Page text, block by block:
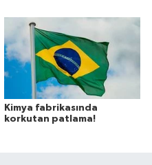
Kimya fabrikasında
korkutan patlama!